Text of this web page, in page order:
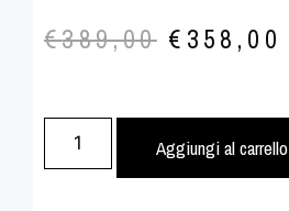
€389,00 € 358,00
Aggiungi al carrello